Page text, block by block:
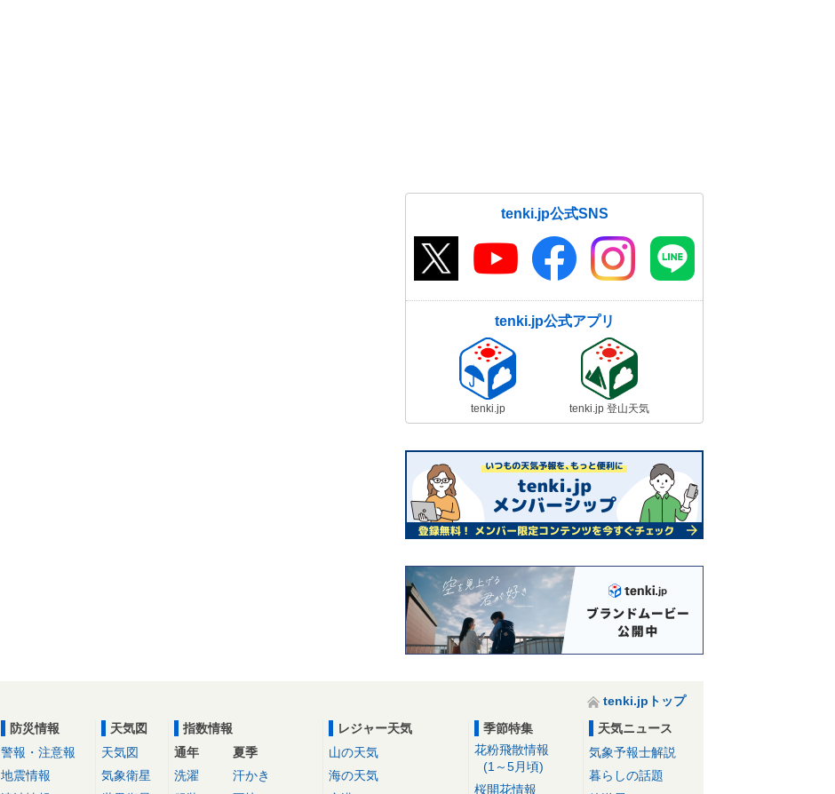
tenki.jp公式SNS
tenki.jp公式アプリ
tenki.jp tenki.jp 登山天気
tenki.jpトップ
防災情報
警報・注意報
地震情報
天気図
天気図
気象衛星
指数情報
通年
洗濯
夏季
汗かき
レジャー天気
山の天気
海の天気
季節特集
花粉飛散情報
(1～5月頃)
桜開花情報
天気ニュース
気象予報士解説
暮らしの話題